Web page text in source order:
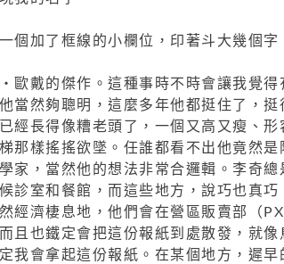
個加了框線的小欄位，印著斗大幾個
歐戴的傑作。這種事時不時會讓我覺得
當然夠聰明，這麼多年他都挺住了，
經長得像糟老頭了，一個又高又瘦、
那樣搖搖欲墜。任誰都看不出他竟然
家，當然他的想法非常合邏輯。李奇
診室和餐館，而這些地方，說巧也真
經濟棲息地，他們會在營區販賣部（
且也鐵定會把這份報紙到處散發，就像
我會拿起這份報紙。在某個地方，遲